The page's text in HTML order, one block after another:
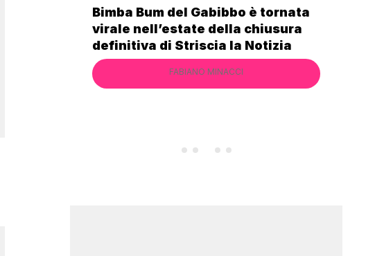
Bimba Bum del Gabibbo è tornata
virale nell’estate della chiusura
definitiva di Striscia la Notizia
FABIANO MINACCI